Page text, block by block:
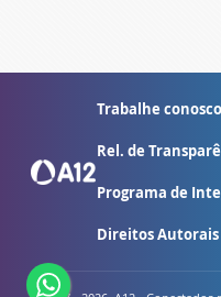
Trabalhe conosco
Rel. de
Programa de
Direitos Autorais